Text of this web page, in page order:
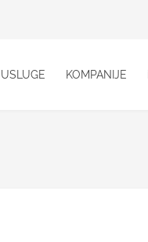
USLUGE KOMPANIJE